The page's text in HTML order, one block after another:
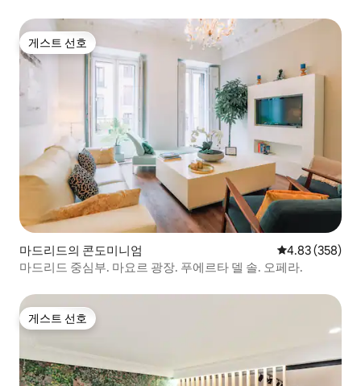
게스트 선호
게스트 선호
마드리드의 콘도미니엄 평점 4.83점(5
4.83 (358)
마드리드 중심부. 마요르 광장. 푸에르타 델 솔. 오페라.
게스트 선호
게스트 선호